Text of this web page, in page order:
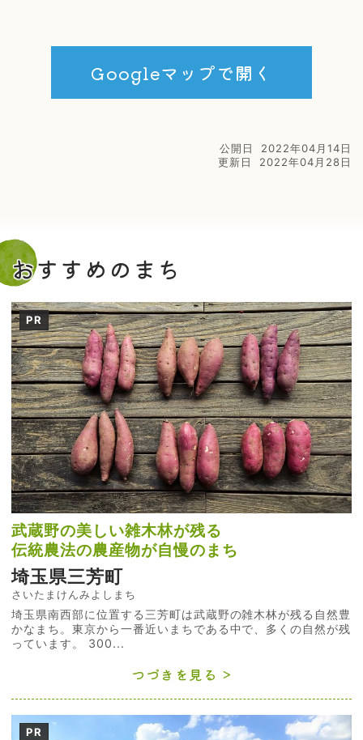
Googleマップで開く
公開日
2022年04月14日
更新日
2022年04月28日
おすすめのまち
PR
武蔵野の美しい雑木林が残る
伝統農法の農産物が自慢のまち
埼玉県三芳町
さいたまけんみよしまち
埼玉県南西部に位置する三芳町は武蔵野の雑木林が残る自然豊
かなまち。東京から一番近いまちである中で、多くの自然が残
っています。 300...
つづきを見る
PR